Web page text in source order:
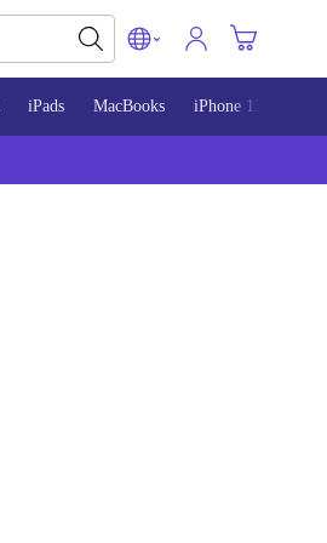
iPads MacBooks iPhone 13